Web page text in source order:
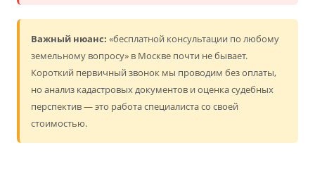
Важный нюанс: «бесплатной консультации по любому
земельному вопросу» в Москве почти не бывает.
Короткий первичный звонок мы проводим без оплаты,
но анализ кадастровых документов и оценка судебных
перспектив — это работа специалиста со своей
стоимостью.